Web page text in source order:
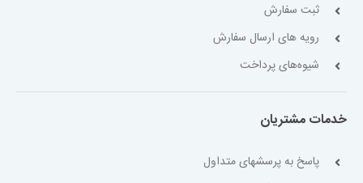
ثبت سفارش
رویه های ارسال سفارش
شیوه‌های پرداخت
خدمات مشتریان
پاسخ به پرسشهای متداول